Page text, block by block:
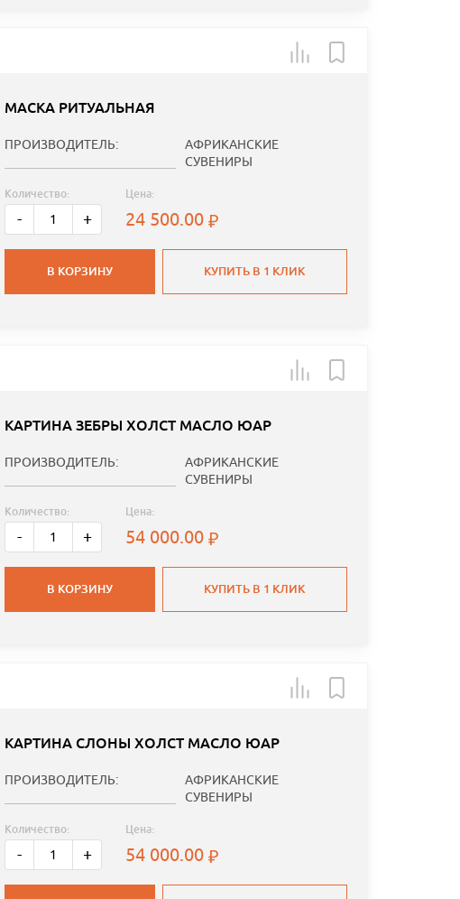
МАСКА РИТУАЛЬНАЯ
ПРОИЗВОДИТЕЛЬ:
АФРИКАНСКИЕ
СУВЕНИРЫ
Количество:
- +
Цена:
24 500.00
В КОРЗИНУ КУПИТЬ В 1 КЛИК
КАРТИНА ЗЕБРЫ ХОЛСТ МАСЛО ЮАР
ПРОИЗВОДИТЕЛЬ:
АФРИКАНСКИЕ
СУВЕНИРЫ
Количество:
- +
Цена:
54 000.00
В КОРЗИНУ КУПИТЬ В 1 КЛИК
КАРТИНА СЛОНЫ ХОЛСТ МАСЛО ЮАР
ПРОИЗВОДИТЕЛЬ:
АФРИКАНСКИЕ
СУВЕНИРЫ
Количество:
- +
Цена:
54 000.00